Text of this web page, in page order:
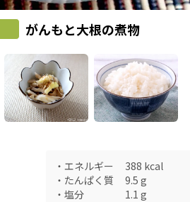
がんもと大根の煮物
・ エネルギー 388 kcal
・ たんぱく質 9.5 g
・ 塩分 1.1 g